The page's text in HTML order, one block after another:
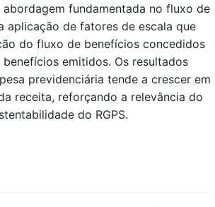
abordagem fundamentada no fluxo de
aplicação de fatores de escala que
do fluxo de benefícios concedidos
emitidos. Os resultados
previdenciária tende a crescer em
receita, reforçando a relevância do
do RGPS.